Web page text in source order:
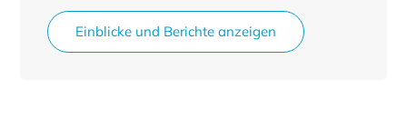
Einblicke und Berichte anzeigen